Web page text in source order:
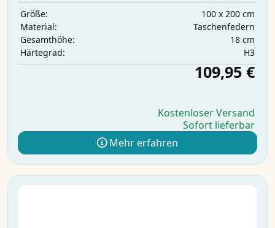
Größe:
100 x 200 cm
Material:
Taschenfedern
Gesamthöhe:
18 cm
Härtegrad:
H3
109,95 €
Kostenloser Versand
Sofort lieferbar
Mehr erfahren